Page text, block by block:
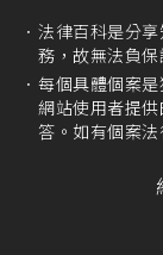
法律百科是分
務，故無法負保
每個具體個案
網站使用者提
答。如有個案